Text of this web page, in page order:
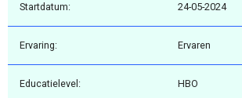
Startdatum: 24-05-2024
Ervaring: Ervaren
Educatielevel: HBO